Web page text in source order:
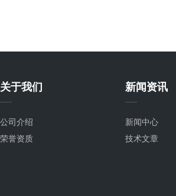
关于我们
公司介绍
荣誉资质
新闻资讯
新闻中心
技术文章